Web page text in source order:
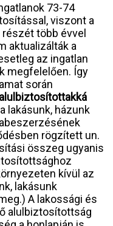
73-74
viszont a
több évvel
aktualizálták a
az ingatlan
megfelelően. Így
során
alulbiztosítottakká
lakásunk, házunk
rögzített un.
összeg ugyanis
kívül az
lakásunk
A lakossági és
alulbiztosítottság